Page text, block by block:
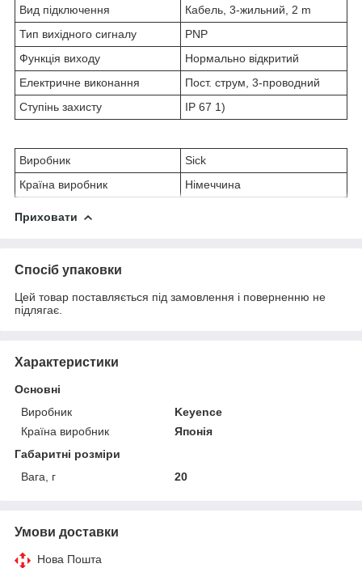
Вид підключення
Кабель, 3-жильний, 2 m
Тип вихідного сигналу
PNP
Функція виходу
Нормально відкритий
Електричне виконання
Пост. струм, 3-проводний
Ступінь захисту
IP 67 1)
Виробник
Sick
Країна виробник
Німеччина
Приховати
Спосіб упаковки
Цей товар поставляється під замовлення і поверненню не
підлягає.
Характеристики
Основні
Виробник
Keyence
Країна виробник
Японія
Габаритні розміри
Вага, г
20
Умови доставки
Нова Пошта